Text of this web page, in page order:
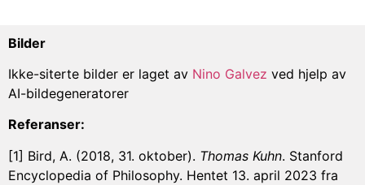
Bilder
Ikke-siterte bilder er laget av Nino Galvez ved hjelp av
AI-bildegeneratorer
Referanser:
[1] Bird, A. (2018, 31. oktober). Thomas Kuhn. Stanford
Encyclopedia of Philosophy. Hentet 13. april 2023 fra